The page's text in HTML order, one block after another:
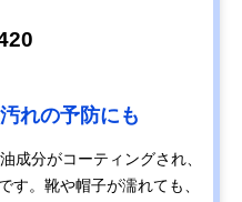
れの予防にも
成分がコーティングされ、
す。靴や帽子が濡れても、